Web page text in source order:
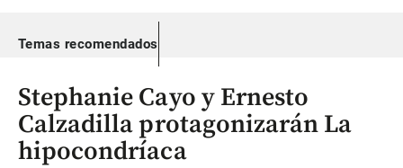
Temas recomendados
Stephanie Cayo y Ernesto
Calzadilla protagonizarán La
hipocondríaca